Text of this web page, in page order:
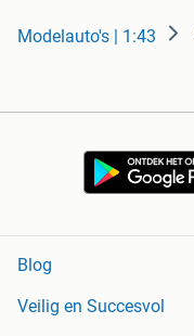
Modelauto's | 1:43
Blog
Veilig en Succesvol